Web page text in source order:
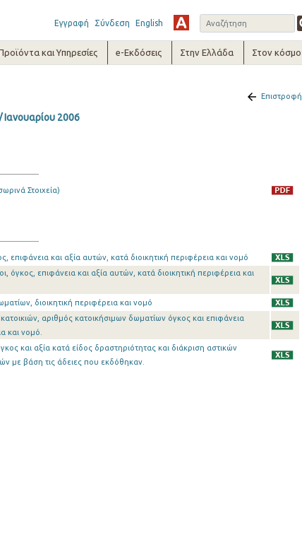
Εγγραφή Σύνδεση English
και Υπηρεσίες e-Εκδόσεις Στην Ελλάδα Στον κόσμο
Επιστροφή
2006
Στοιχεία)
επιφάνεια και αξία αυτών, κατά διοικητική περιφέρεια και νομό
επιφάνεια και αξία αυτών, κατά διοικητική περιφέρεια και
διοικητική περιφέρεια και νομό
κατοικιών, αριθμός κατοικήσιμων δωματίων όγκος και επιφάνεια
και νομό.
και αξία κατά είδος δραστηριότητας και διάκριση αστικών
με βάση τις άδειες που εκδόθηκαν.